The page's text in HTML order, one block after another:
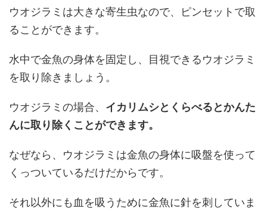
ウオジラミは大きな寄生虫なので、ピンセットで取
ることができます。
水中で金魚の身体を固定し、目視できるウオジラミ
を取り除きましょう。
ウオジラミの場合、 イカリムシとくらべるとかんた
んに取り除くことができます。
なぜなら、ウオジラミは金魚の身体に吸盤を使って
くっついているだけだからです。
それ以外にも血を吸うために金魚に針を刺していま